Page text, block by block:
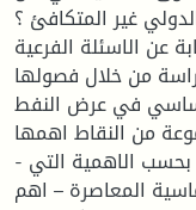
غير المتكافئ ؟
عن الاسئلة الفرعية
من خلال فصولها :
في عرض النفط
من النقاط اهمها :
- لدبلوماسية الطاقة خصائص و اهداف بحسب الاهمية التي
المعاصرة – اهم